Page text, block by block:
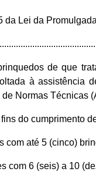
da Lei da
de que
à assistência
de Normas Técnicas
fins do cumprimento
com até 5 (cinco)
com 6 (seis) a 10